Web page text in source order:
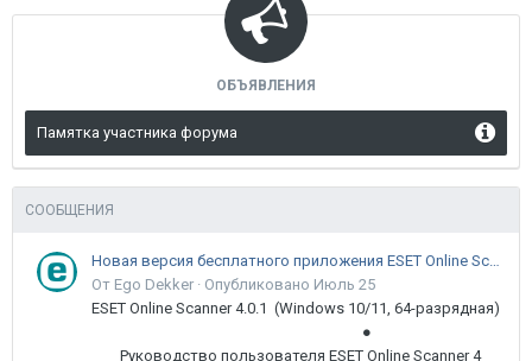
ОБЪЯВЛЕНИЯ
Памятка участника форума
СООБЩЕНИЯ
Новая версия бесплатного приложения ESET Online Scanner доступна пользователям
От Ego Dekker · Опубликовано Июль 25
ESET Online Scanner 4.0.1 (Windows 10/11, 64-разрядная)
●
Руководство пользователя ESET Online Scanner 4